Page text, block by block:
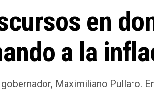
en
a la
Maximiliano Pullaro.